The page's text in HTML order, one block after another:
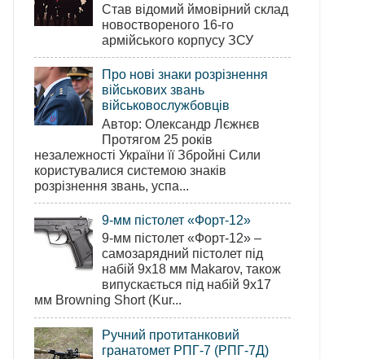
Став відомий ймовірний склад
новоствореного 16-го
армійського корпусу ЗСУ
Про нові знаки розрізнення
військових звань
військовослужбовців
Автор: Олександр Лєжнєв
Протягом 25 років
незалежності України її Збройні Сили
користувалися системою знаків
розрізнення звань, успа...
9-мм пістолет «Форт-12»
9-мм пістолет «Форт-12» –
самозарядний пістолет під
набій 9х18 мм Makarov, також
випускається під набій 9х17
мм Browning Short (Kur...
Ручний протитанковий
гранатомет РПГ-7 (РПГ-7Д)